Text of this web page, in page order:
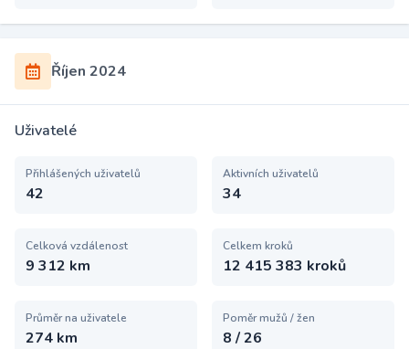
Říjen 2024
Uživatelé
Přihlášených uživatelů
42
Aktivních uživatelů
34
Celková vzdálenost
9 312 km
Celkem kroků
12 415 383 kroků
Průměr na uživatele
274 km
Poměr mužů / žen
8 / 26